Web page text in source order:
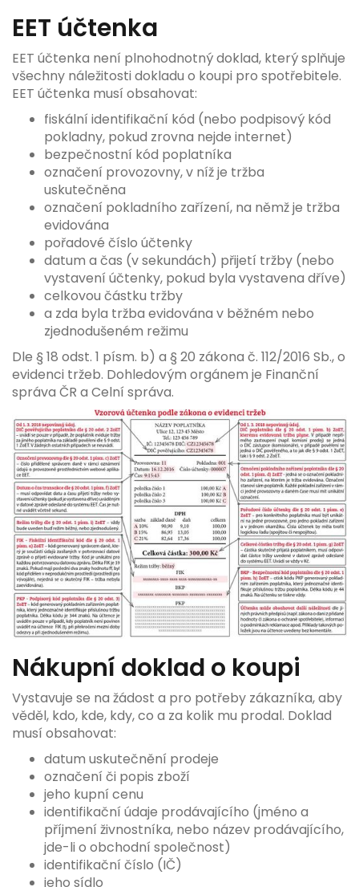
EET účtenka
EET účtenka není plnohodnotný doklad, který splňuje
všechny náležitosti dokladu o koupi pro spotřebitele.
EET účtenka musí obsahovat:
fiskální identifikační kód (nebo podpisový kód
pokladny, pokud zrovna nejde internet)
bezpečnostní kód poplatníka
označení provozovny, v níž je tržba
uskutečněna
označení pokladního zařízení, na němž je tržba
evidována
pořadové číslo účtenky
datum a čas (v sekundách) přijetí tržby (nebo
vystavení účtenky, pokud byla vystavena dříve)
celkovou částku tržby
a zda byla tržba evidována v běžném nebo
zjednodušeném režimu
Dle § 18 odst. 1 písm. b) a § 20 zákona č. 112/2016 Sb., o
evidenci tržeb. Dohledovým orgánem je Finanční
správa ČR a Celní správa.
Nákupní doklad o koupi
Vystavuje se na žádost a pro potřeby zákazníka, aby
věděl, kdo, kde, kdy, co a za kolik mu prodal. Doklad
musí obsahovat:
datum uskutečnění prodeje
označení či popis zboží
jeho kupní cenu
identifikační údaje prodávajícího (jméno a
příjmení živnostníka, nebo název prodávajícího,
jde-li o obchodní společnost)
identifikační číslo (IČ)
jeho sídlo